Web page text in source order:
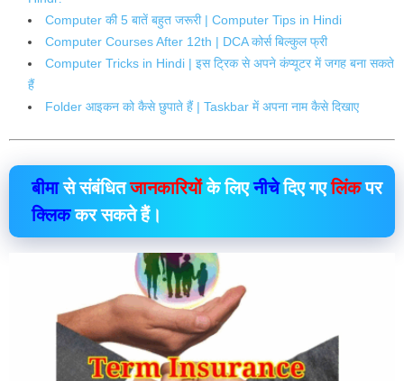
Computer की 5 बातें बहुत जरूरी | Computer Tips in Hindi
Computer Courses After 12th | DCA कोर्स बिल्कुल फ्री
Computer Tricks in Hindi | इस ट्रिक से अपने कंप्यूटर में जगह बना सकते
हैं
Folder आइकन को कैसे छुपाते हैं | Taskbar में अपना नाम कैसे दिखाए
बीमासे संबंधितजानकारियोंके लिएनीचेदिए गएलिंकपर
क्लिककर सकते हैं।